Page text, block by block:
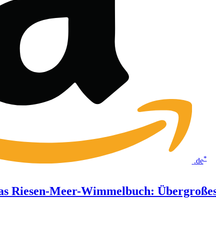
.de*
Riesen-Meer-Wimmelbuch: